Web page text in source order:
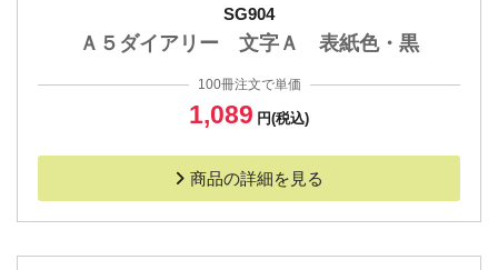
SG904
Ａ５ダイアリー 文字Ａ 表紙色・黒
100冊注文で単価
1,089 円(税込)
商品の詳細を見る